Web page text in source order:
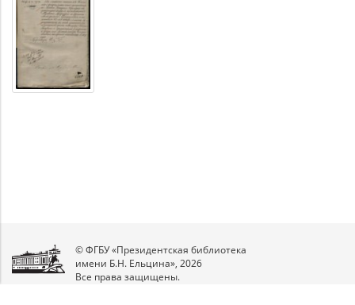
© ФГБУ «Президентская библиотека
имени Б.Н. Ельцина», 2026
Все права защищены.